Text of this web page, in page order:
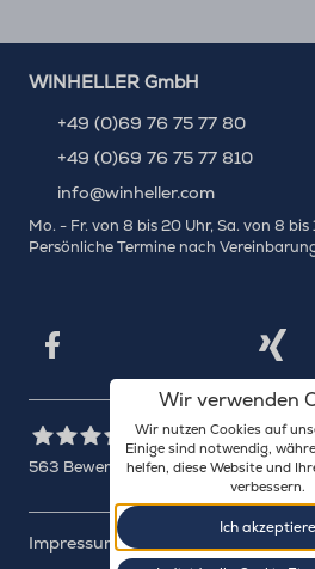
Wir verwenden
Wir nutzen Cookies auf
Einige sind notwendig,
helfen, diese Website und
verbessern.
Ich akzeptiere
WINHELLER GmbH
+49 (0)69 76 75 77 80
+49 (0)69 76 75 77 810
info@winheller.com
Mo. - Fr. von 8 bis 20 Uhr, Sa. von 8 bis
Persönliche Termine nach
Facebook Xing
WINHELLER GmbH
563 Bewertungen auf
Impressum Datenschutz